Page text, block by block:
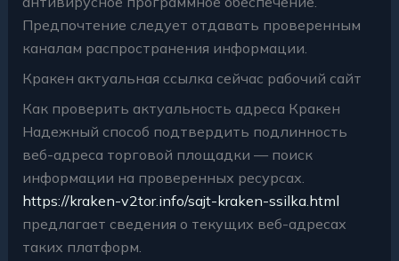
Предпочтение следует отдавать проверенным
каналам распространения информации.
Кракен актуальная ссылка сейчас рабочий сайт
Как проверить актуальность адреса Кракен
Надежный способ подтвердить подлинность
веб-адреса торговой площадки — поиск
информации на проверенных ресурсах.
https://kraken-v2tor.info/sajt-kraken-ssilka.html
предлагает сведения о текущих веб-адресах
таких платформ.